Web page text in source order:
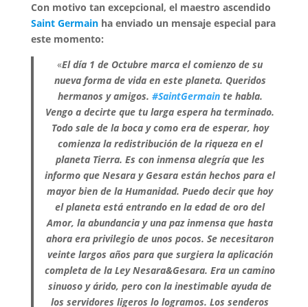
Con motivo tan excepcional, el maestro ascendido
Saint Germainha enviado un mensaje especial para
este momento:
«El día 1 de Octubre marca el comienzo de su
nueva forma de vida en este planeta. Queridos
hermanos y amigos. #SaintGermainte habla.
Vengo a decirte que tu larga espera ha terminado.
Todo sale de la boca y como era de esperar, hoy
comienza la redistribución de la riqueza en el
planeta Tierra. Es con inmensa alegría que les
informo que Nesara y Gesara están hechos para el
mayor bien de la Humanidad. Puedo decir que hoy
el planeta está entrando en la edad de oro del
Amor, la abundancia y una paz inmensa que hasta
ahora era privilegio de unos pocos. Se necesitaron
veinte largos años para que surgiera la aplicación
completa de la Ley Nesara&Gesara. Era un camino
sinuoso y árido, pero con la inestimable ayuda de
los servidores ligeros lo logramos. Los senderos